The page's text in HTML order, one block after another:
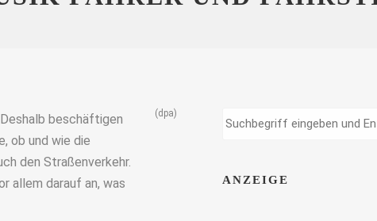
beschäftigen
ob und wie die
den Straßenverkehr.
allem darauf an, was
(dpa)
ANZEIGE